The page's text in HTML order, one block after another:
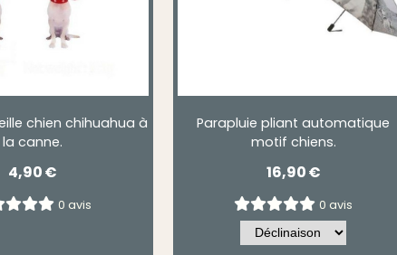
chien chihuahua à
la canne.
4,90€
0 avis
Parapluie pliant automatique
motif chiens.
16,90€
0 avis